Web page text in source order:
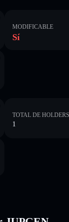
MODIFICABLE
Sí
TOTAL DE
1